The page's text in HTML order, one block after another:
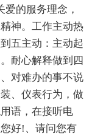
的服务理念，
神。工作主动热
五主动：主动起
耐心解释做到四
对难办的事不说
、仪表行为，做
语，在接听电
好!、请问您有